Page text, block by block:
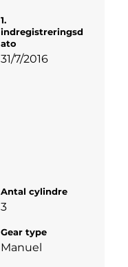
1.
indregistreringsd
ato
31/7/2016
Antal cylindre
3
Gear type
Manuel